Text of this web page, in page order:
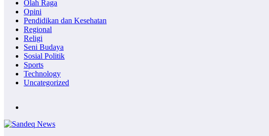
Olah Raga
Opini
Pendidikan dan Kesehatan
Regional
Religi
Seni Budaya
Sosial Politik
Sports
Technology
Uncategorized